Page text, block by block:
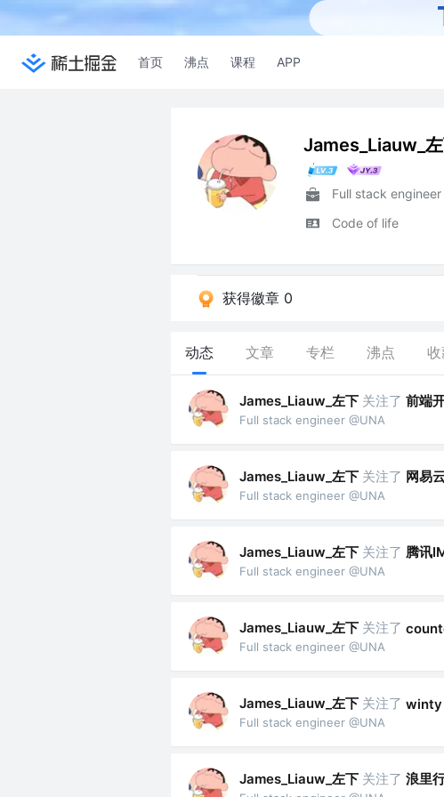
首页 沸点 课程 APP
James_Liauw_
Full stack engineer
Code of life
获得徽章 0
动态 文章 专栏 沸点
James_Liauw_左下 关注了 前端
Full stack engineer @UNA
James_Liauw_左下 关注了 网易
Full stack engineer @UNA
James_Liauw_左下 关注了 腾讯
Full stack engineer @UNA
James_Liauw_左下 关注了
Full stack engineer @UNA
James_Liauw_左下 关注了 winty
Full stack engineer @UNA
James_Liauw_左下 关注了 浪里